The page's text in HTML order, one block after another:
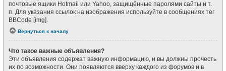
почтовые ящики Hotmail или Yahoo, защищённые паролями сайты и т.
п. Для указания ссылок на изображения используйте в сообщениях тег
BBCode [img].
Вернуться к началу
Что такое важные объявления?
Эти объявления содержат важную информацию, и вы должны прочесть
их по возможности. Они появляются вверху каждого из форумов и в